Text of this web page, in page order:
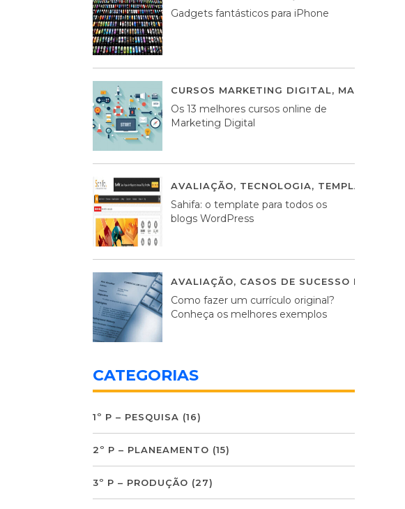
Gadgets fantásticos para iPhone
CURSOS MARKETING DIGITAL,
Os 13 melhores cursos online de
Marketing Digital
AVALIAÇÃO, TECNOLOGIA, TEMPLATES
Sahifa: o template para todos os
blogs WordPress
AVALIAÇÃO, CASOS DE SUCESSO DE
Como fazer um currículo original?
Conheça os melhores exemplos
CATEGORIAS
1º P – PESQUISA (16)
2º P – PLANEAMENTO (15)
3º P – PRODUÇÃO (27)